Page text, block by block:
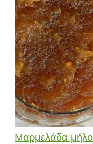
Μαρμελάδα μήλο